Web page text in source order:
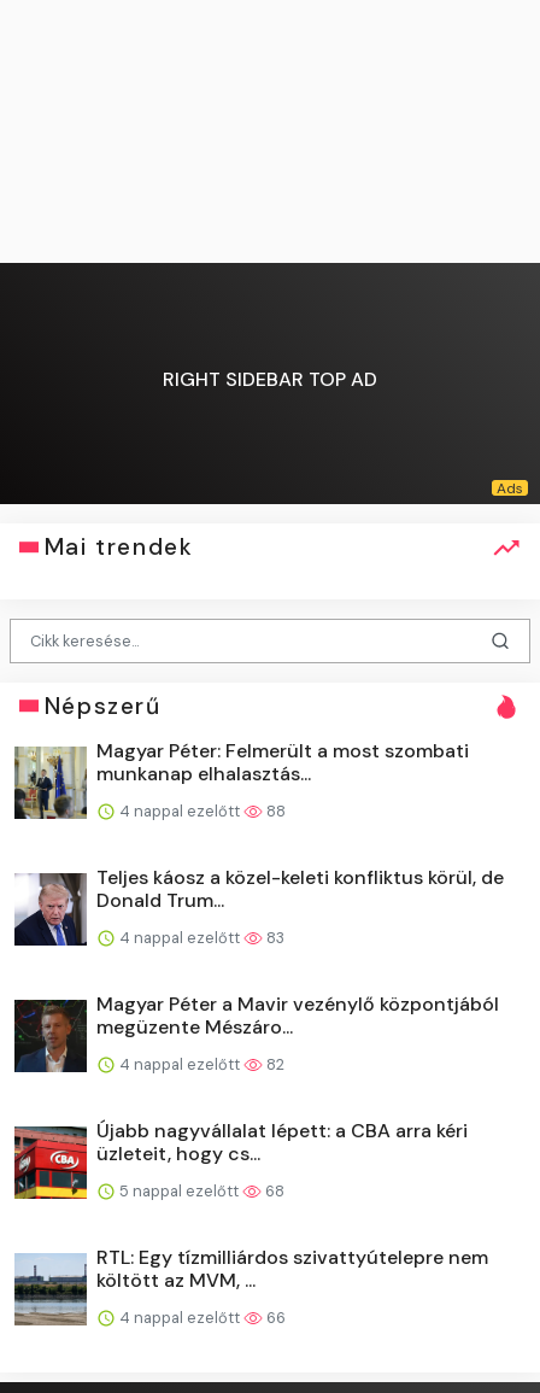
RIGHT SIDEBAR TOP AD
Mai trendek
Népszerű
Magyar Péter: Felmerült a most szombati
munkanap elhalasztás...
4 nappal ezelőtt 88
Teljes káosz a közel-keleti konfliktus körül, de
Donald Trum...
4 nappal ezelőtt 83
Magyar Péter a Mavir vezénylő központjából
megüzente Mészáro...
4 nappal ezelőtt 82
Újabb nagyvállalat lépett: a CBA arra kéri
üzleteit, hogy cs...
5 nappal ezelőtt 68
RTL: Egy tízmilliárdos szivattyútelepre nem
költött az MVM, ...
4 nappal ezelőtt 66